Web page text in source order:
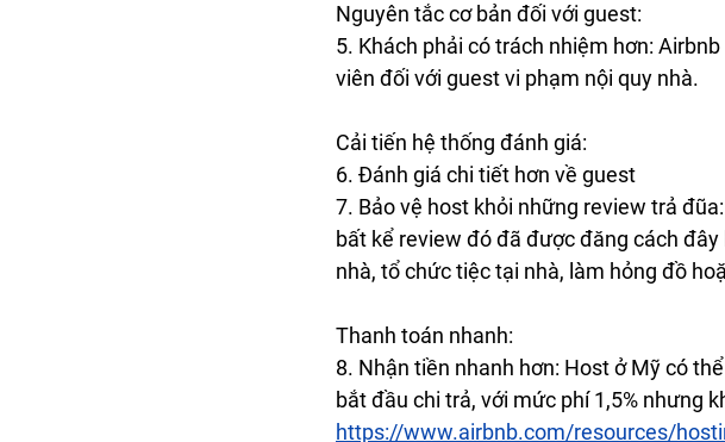
Nguyên tắc cơ bản đối với guest:
5. Khách phải có trách nhiệm hơn:
viên đối với guest vi phạm nội quy nhà.
Cải tiến hệ thống đánh giá:
6. Đánh giá chi tiết hơn về guest
7. Bảo vệ host khỏi những review trả
bất kể review đó đã được đăng cách
nhà, tổ chức tiệc tại nhà, làm hỏng đồ
Thanh toán nhanh:
8. Nhận tiền nhanh hơn: Host ở Mỹ có
bắt đầu chi trả, với mức phí 1,5% nhưng
https://www.airbnb.com/resources/